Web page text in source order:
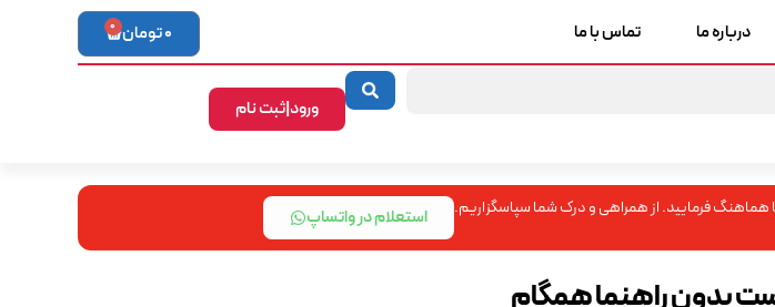
ورود|ثبت نام
درباره ما تماس با ما 0تومان 0
هماهنگ فرمایید. از همراهی و درک شما سپاسگزاریم. استعلام در واتساپ